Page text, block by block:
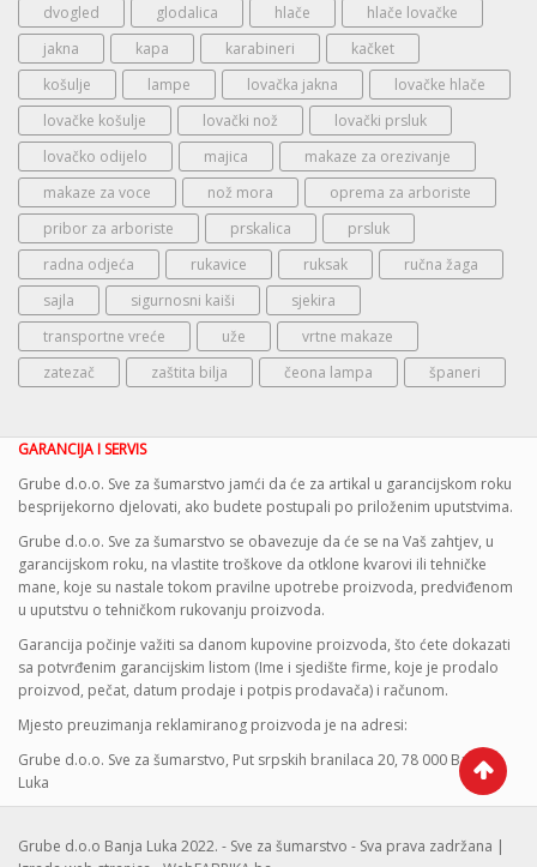
dvogled
glodalica hlače
hlače lovačke
jakna
kapa karabineri
kačket
košulje
lampe lovačka jakna
lovačke hlače
lovačke košulje
lovački nož
lovački prsluk
lovačko odijelo
majica
makaze za orezivanje
makaze za voce
nož mora
oprema za arboriste
pribor za arboriste
prskalica
prsluk
radna odjeća
rukavice ruksak
ručna žaga
sajla
sigurnosni kaiši
sjekira
transportne vreće
uže
vrtne makaze
zatezač
zaštita bilja čeona lampa španeri
GARANCIJA I SERVIS
Grube d.o.o. Sve za šumarstvo jamći da će za artikal u garancijskom roku
besprijekorno djelovati, ako budete postupali po priloženim uputstvima.
Grube d.o.o. Sve za šumarstvo se obavezuje da će se na Vaš zahtjev, u
garancijskom roku, na vlastite troškove da otklone kvarovi ili tehničke
mane, koje su nastale tokom pravilne upotrebe proizvoda, predviđenom
u uputstvu o tehničkom rukovanju proizvoda.
Garancija počinje važiti sa danom kupovine proizvoda, što ćete dokazati
sa potvrđenim garancijskim listom (Ime i sjedište firme, koje je prodalo
proizvod, pečat, datum prodaje i potpis prodavača) i računom.
Mjesto preuzimanja reklamiranog proizvoda je na adresi:
Grube d.o.o. Sve za šumarstvo, Put srpskih branilaca 20, 78 000 Banja
Luka
Grube d.o.o Banja Luka 2022. - Sve za šumarstvo - Sva prava zadržana |